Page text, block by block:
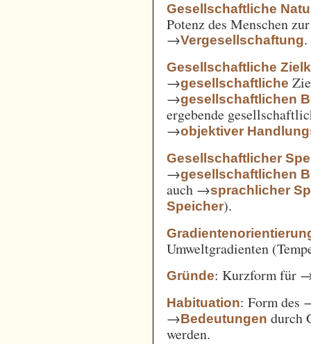
Gesellschaftliche
Potenz des Menschen
→Vergesellschaftung.
Gesellschaftliche
→gesellschaftliche
→gesellschaftlichen
ergebende
→objektiver
Gesellschaftlicher
→gesellschaftlichen
auch →sprachlicher
Speicher).
Umweltgradienten
Gründe: Kurzform für
Habituation: Form des
→Bedeutungen durch
werden.